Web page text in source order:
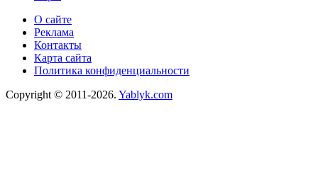
О сайте
Реклама
Контакты
Карта сайта
Политика конфиденциальности
Copyright © 2011-2026. Yablyk.сom